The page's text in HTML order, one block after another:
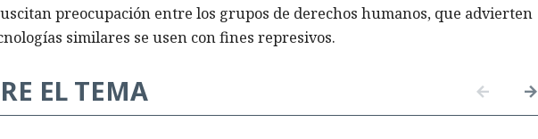
preocupación entre los grupos de derechos humanos, que advierten
similares se usen con fines represivos.
EL TEMA